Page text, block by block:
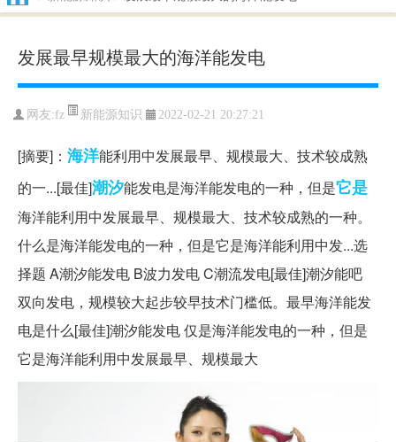
发展最早规模最大的海洋能发电
网友:fz 新能源知识 2022-02-21 20:27:21
[摘要]： 海洋能利用中发展最早、规模最大、技术较成熟
的一...[最佳]潮汐能发电是海洋能发电的一种，但是它是
海洋能利用中发展最早、规模最大、技术较成熟的一种。
什么是海洋能发电的一种，但是它是海洋能利用中发...选
择题 A潮汐能发电 B波力发电 C潮流发电[最佳]潮汐能吧
双向发电，规模较大起步较早技术门槛低。最早海洋能发
电是什么[最佳]潮汐能发电 仅是海洋能发电的一种，但是
它是海洋能利用中发展最早、规模最大